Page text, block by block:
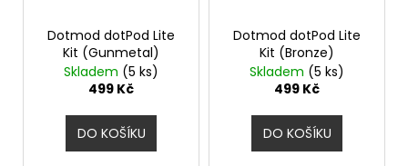
Dotmod dotPod Lite
Kit (Gunmetal)
Skladem (5 ks)
499 Kč
DO KOŠÍKU
Dotmod dotPod Lite
Kit (Bronze)
Skladem (5 ks)
499 Kč
DO KOŠÍKU